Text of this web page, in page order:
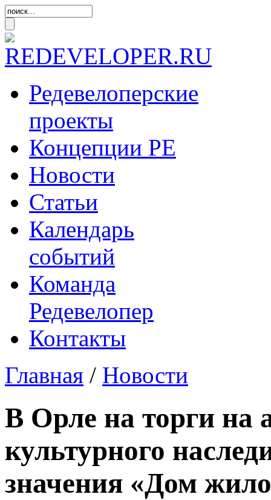
Редевелоперские
проекты
Концепции РЕ
Новости
Статьи
Календарь
событий
Команда
Редевелопер
Контакты
Главная / Новости
В Орле на торги на
культурного
значения «Дом